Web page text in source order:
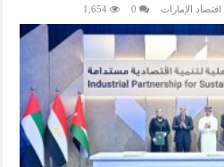
اقتصاد الإمارات 0
1,654